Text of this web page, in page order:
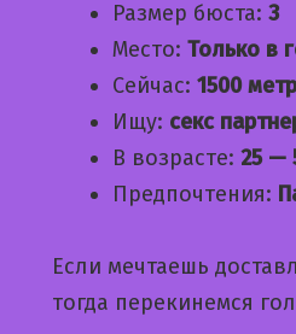
Размер бюста: 3
Место: Только в
Сейчас: 1500
Ищу: секс
В возрасте: 25 —
Предпочтения:
Если мечтаешь
тогда перекинемся